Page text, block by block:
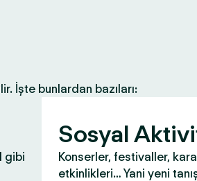
İşte bunlardan bazıları:
gibi
Sosyal
Konserler, festivaller,
etkinlikleri… Yani yeni